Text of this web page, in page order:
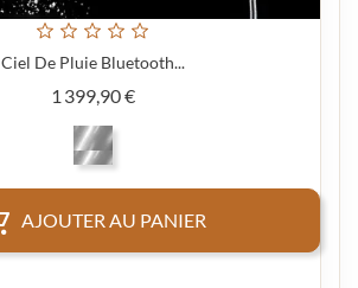
Ciel De Pluie Bluetooth...
1 399,90 €Prix
AJOUTER AU PANIER